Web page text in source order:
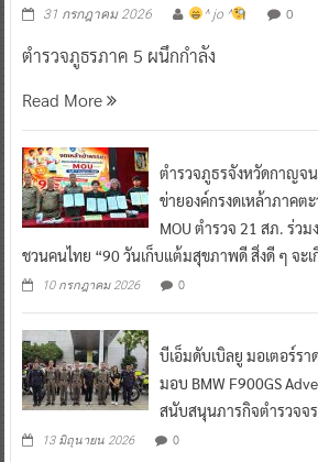
31 กรกฎาคม 2026 ^ jo ^ 0
ตำรวจภูธรภาค 5 ผนึกกำลัง
Read More
ตำรวจภูธรจังหวัดกาญจ
ข่ายองค์กรงดเหล้าภาคต
MOU ตำรวจ 21 สภ. ร่วม
ชวนคนไทย “90 วันเก็บแต้มสุขภาพดี สิ่งดี ๆ จะเ
10 กรกฎาคม 2026 0
บีเอ็มดับเบิลยู มอเตอร์รา
มอบ BMW F900GS
สนับสนุนภารกิจตำรวจจร
13 มิถุนายน 2026 0